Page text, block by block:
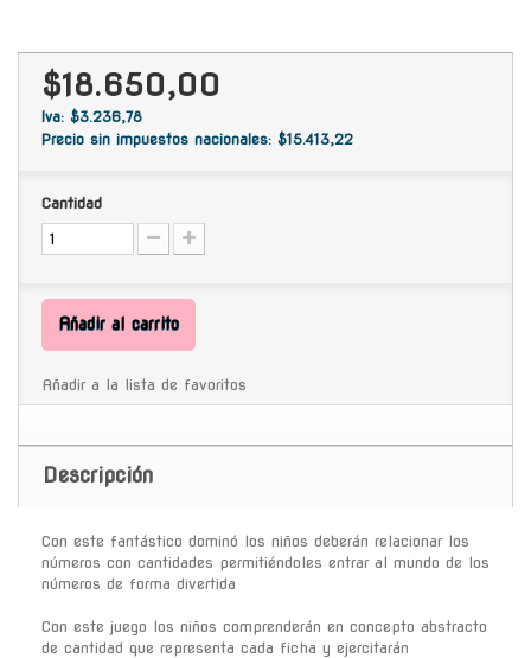
$18.650,00
Iva: $3.236,78
Precio sin impuestos nacionales: $15.413,22
Cantidad
Añadir al carrito
Añadir a la lista de favoritos
Descripción
Con este fantástico dominó los niños deberán relacionar los
números con cantidades permitiéndoles entrar al mundo de los
números de forma divertida
Con este juego los niños comprenderán en concepto abstracto
de cantidad que representa cada ficha y ejercitarán